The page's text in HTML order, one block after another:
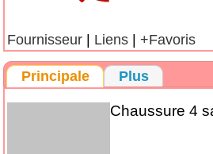
Fournisseur | Liens |+Favoris
Principale Plus
Chaussure 4